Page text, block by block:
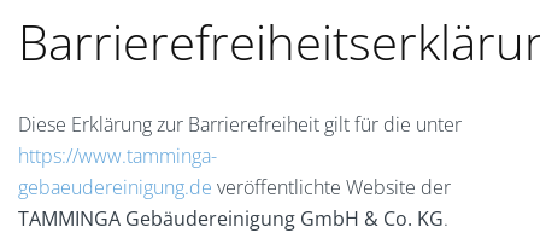
Diese Erklärung zur Barrierefreiheit gilt für die unter
https://www.tamminga-
gebaeudereinigung.de veröffentlichte Website der
TAMMINGA Gebäudereinigung GmbH & Co. KG.